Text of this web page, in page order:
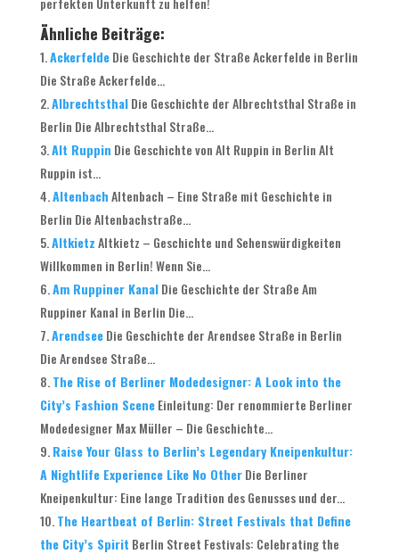
Ähnliche Beiträge:
Ackerfelde Die Geschichte der Straße Ackerfelde in Berlin
Die Straße Ackerfelde...
Albrechtsthal Die Geschichte der Albrechtsthal Straße in
Berlin Die Albrechtsthal Straße...
Alt Ruppin Die Geschichte von Alt Ruppin in Berlin Alt
Ruppin ist...
AltenbachAltenbach – Eine Straße mit Geschichte in
Berlin Die Altenbachstraße...
AltkietzAltkietz – Geschichte und Sehenswürdigkeiten
Willkommen in Berlin! Wenn Sie...
Am Ruppiner Kanal Die Geschichte der Straße Am
Ruppiner Kanal in Berlin Die...
Arendsee Die Geschichte der Arendsee Straße in Berlin
Die Arendsee Straße...
The Rise of Berliner Modedesigner: A Look into the
City’s Fashion Scene Einleitung: Der renommierte Berliner
Modedesigner Max Müller – Die Geschichte...
Raise Your Glass to Berlin’s Legendary Kneipenkultur:
A Nightlife Experience Like No Other Die Berliner
Kneipenkultur: Eine lange Tradition des Genusses und der...
The Heartbeat of Berlin: Street Festivals that Define
the City’s Spirit Berlin Street Festivals: Celebrating the